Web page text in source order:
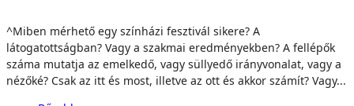
^Miben mérhető egy színházi feszti­vál sikere? A
látogatottságban? Vagy a szakmai eredményekben? A fellé­pők
száma mutatja az emelkedő, vagy süllyedő irányvonalat, vagy a
nézőké? Csak az itt és most, illetve az ott és akkor számít? Vagy...